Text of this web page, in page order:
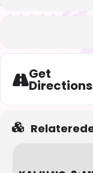
Get
Directions